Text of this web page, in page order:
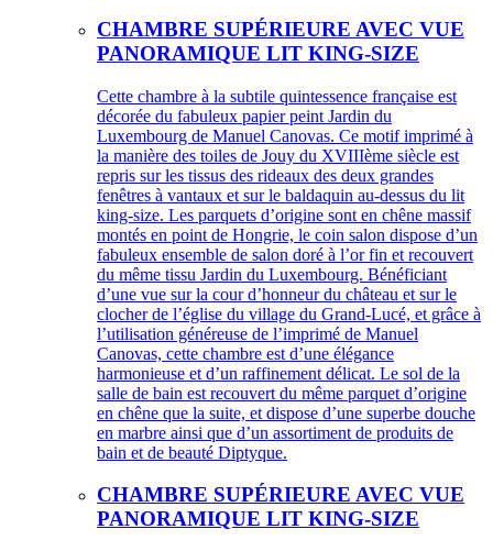
CHAMBRE SUPÉRIEURE AVEC VUE
PANORAMIQUE LIT KING-SIZE
Cette chambre à la subtile quintessence française est
décorée du fabuleux papier peint Jardin du
Luxembourg de Manuel Canovas. Ce motif imprimé à
la manière des toiles de Jouy du XVIIIème siècle est
repris sur les tissus des rideaux des deux grandes
fenêtres à vantaux et sur le baldaquin au-dessus du lit
king-size. Les parquets d’origine sont en chêne massif
montés en point de Hongrie, le coin salon dispose d’un
fabuleux ensemble de salon doré à l’or fin et recouvert
du même tissu Jardin du Luxembourg. Bénéficiant
d’une vue sur la cour d’honneur du château et sur le
clocher de l’église du village du Grand-Lucé, et grâce à
l’utilisation généreuse de l’imprimé de Manuel
Canovas, cette chambre est d’une élégance
harmonieuse et d’un raffinement délicat. Le sol de la
salle de bain est recouvert du même parquet d’origine
en chêne que la suite, et dispose d’une superbe douche
en marbre ainsi que d’un assortiment de produits de
bain et de beauté Diptyque.
CHAMBRE SUPÉRIEURE AVEC VUE
PANORAMIQUE LIT KING-SIZE